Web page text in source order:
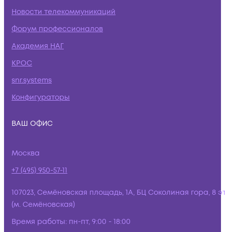
Новости телекоммуникаций
Форум профессионалов
Академия НАГ
КРОС
snr.systems
Конфигураторы
ВАШ ОФИС
Москва
+7 (495) 950-57-11
107023, Семёновская площадь, 1А, БЦ Соколиная гора, 8
(м. Семёновская)
Время работы: пн-пт, 9:00 - 18:00